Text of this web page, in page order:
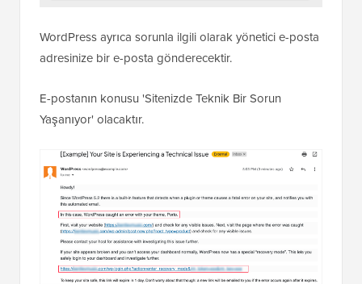
WordPress ayrıca sorunla ilgili olarak yönetici e-posta
adresinize bir e-posta gönderecektir.
E-postanın konusu 'Sitenizde Teknik Bir Sorun
Yaşanıyor' olacaktır.